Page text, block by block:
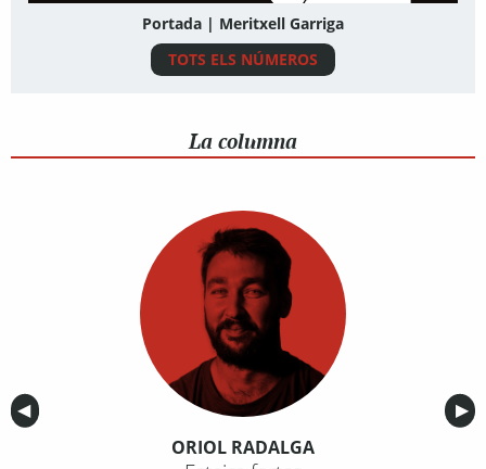
Portada | Meritxell Garriga
TOTS ELS NÚMEROS
La columna
Anterior
◀︎ ▶︎
ORIOL RADALGA